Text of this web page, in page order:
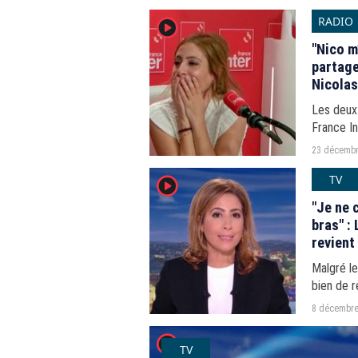
player2 RADIO
"Nico
Les
France
23
player2 TV
"Je ne
bras" : Le patron de l'information de France 2
revient
Salamé
Malgré
bien de
en janvier.
8
player2TV